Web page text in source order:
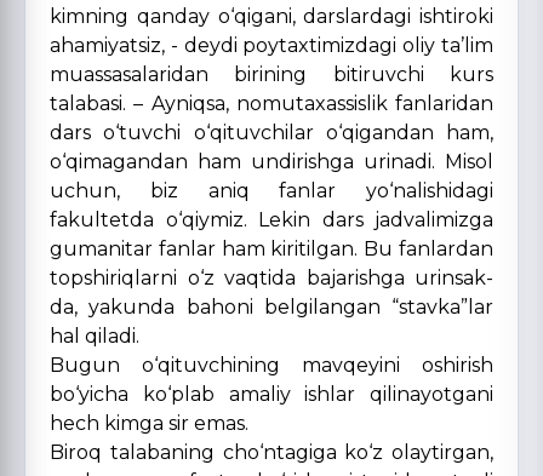
kimning qanday o‘qigani, darslardagi ishtiroki
ahamiyatsiz, - deydi poytaxtimizdagi oliy ta’lim
muassasalaridan birining bitiruvchi kurs
talabasi. – Ayniqsa, nomutaxassislik fanlaridan
dars o‘tuvchi o‘qituvchilar o‘qigandan ham,
o‘qimagandan ham undirishga urinadi. Misol
uchun, biz aniq fanlar yo‘nalishidagi
fakultetda o‘qiymiz. Lekin dars jadvalimizga
gumanitar fanlar ham kiritilgan. Bu fanlardan
topshiriqlarni o‘z vaqtida bajarishga urinsak-
da, yakunda bahoni belgilangan “stavka”lar
hal qiladi.
Bugun o‘qituvchining mavqeyini oshirish
bo‘yicha ko‘plab amaliy ishlar qilinayotgani
hech kimga sir emas.
Biroq talabaning cho‘ntagiga ko‘z olaytirgan,